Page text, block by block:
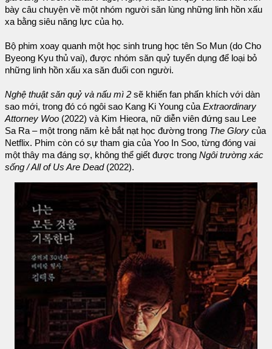
bày câu chuyện về một nhóm người săn lùng những linh hồn xấu
xa bằng siêu năng lực của họ.
Bộ phim xoay quanh một học sinh trung học tên So Mun (do Cho
Byeong Kyu thủ vai), được nhóm săn quỷ tuyển dụng để loại bỏ
những linh hồn xấu xa săn đuổi con người.
Nghệ thuật săn quỷ và nấu mì 2 sẽ khiến fan phấn khích với dàn
sao mới, trong đó có ngôi sao Kang Ki Young của Extraordinary
Attorney Woo (2022) và Kim Hieora, nữ diễn viên đứng sau Lee
Sa Ra – một trong năm kẻ bắt nạt học đường trong The Glory của
Netflix. Phim còn có sự tham gia của Yoo In Soo, từng đóng vai
một thây ma đáng sợ, không thể giết được trong Ngôi trường xác
sống / All of Us Are Dead(2022).